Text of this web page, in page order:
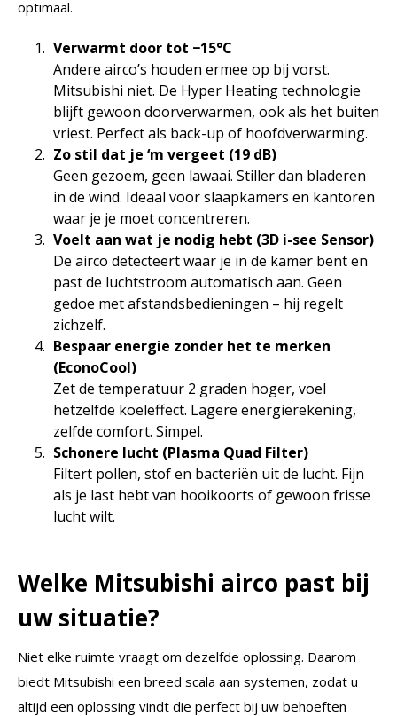
optimaal.
Verwarmt door tot −15°C
Andere airco’s houden ermee op bij vorst.
Mitsubishi niet. De Hyper Heating technologie
blijft gewoon doorverwarmen, ook als het buiten
vriest. Perfect als back-up of hoofdverwarming.
Zo stil dat je ‘m vergeet (19 dB)
Geen gezoem, geen lawaai. Stiller dan bladeren
in de wind. Ideaal voor slaapkamers en kantoren
waar je je moet concentreren.
Voelt aan wat je nodig hebt (3D i-see Sensor)
De airco detecteert waar je in de kamer bent en
past de luchtstroom automatisch aan. Geen
gedoe met afstandsbedieningen – hij regelt
zichzelf.
Bespaar energie zonder het te merken
(EconoCool)
Zet de temperatuur 2 graden hoger, voel
hetzelfde koeleffect. Lagere energierekening,
zelfde comfort. Simpel.
Schonere lucht (Plasma Quad Filter)
Filtert pollen, stof en bacteriën uit de lucht. Fijn
als je last hebt van hooikoorts of gewoon frisse
lucht wilt.
Welke Mitsubishi airco past bij
uw situatie?
Niet elke ruimte vraagt om dezelfde oplossing. Daarom
biedt Mitsubishi een breed scala aan systemen, zodat u
altijd een oplossing vindt die perfect bij uw behoeften